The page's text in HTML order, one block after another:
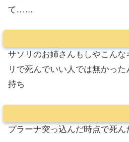
て……
サソリのお姉さんもしやこんな
リで死んでいい人では無かっ
持ち
プラーナ突っ込んだ時点で死